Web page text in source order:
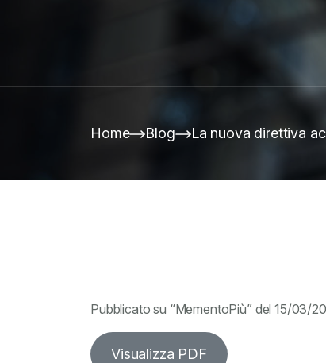
Home Blog La nuova direttiva
Pubblicato su “MementoPiù” del 15/03/
Visualizza PDF